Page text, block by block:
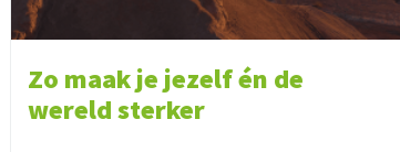
Zo maak je jezelf én de
wereld sterker